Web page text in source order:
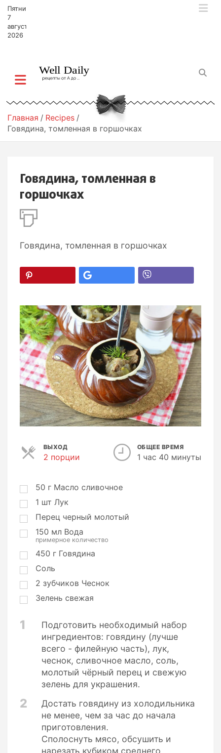
Пятница,
7
августа,
2026
Главная
Recipes
Говядина, томленная в горшочках
Говядина, томленная в
горшочках
Говядина, томленная в горшочках
ВЫХОД
2 порции
ц
ОБЩЕЕ ВРЕМЯ
1 час 40 минуты
50 г Масло сливочное
1 шт Лук
Перец черный молотый
150 мл Вода
примерное количество
450 г Говядина
Соль
2 зубчиков Чеснок
Зелень свежая
1
Подготовить необходимый набор
ингредиентов: говядину (лучше
всего - филейную часть), лук,
чеснок, сливочное масло, соль,
молотый чёрный перец и свежую
зелень для украшения.
2
Достать говядину из холодильника
не менее, чем за час до начала
приготовления.
Сполоснуть мясо, обсушить и
нарезать кубиком среднего